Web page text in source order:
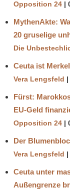
Opposition 24
MythenAkte:
20 gruselige
Die
Ceuta ist
Vera Lengsfeld
Fürst:
EU-Geld
Opposition 24
Der
Vera Lengsfeld
Ceuta unter
Außengrenze